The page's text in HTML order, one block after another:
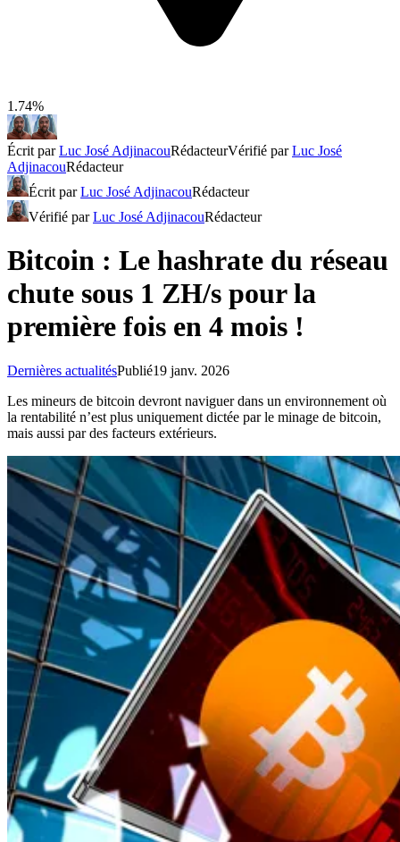
1.74%
Écrit parLuc José AdjinacouRédacteurVérifié parLuc José
AdjinacouRédacteur
Écrit parLuc José AdjinacouRédacteur
Vérifié parLuc José AdjinacouRédacteur
Bitcoin : Le hashrate du réseau
chute sous 1 ZH/s pour la
première fois en 4 mois !
Dernières actualitésPublié19 janv. 2026
Les mineurs de bitcoin devront naviguer dans un environnement où
la rentabilité n’est plus uniquement dictée par le minage de bitcoin,
mais aussi par des facteurs extérieurs.